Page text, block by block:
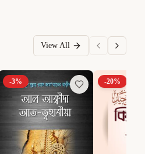
View All
-3% -20%